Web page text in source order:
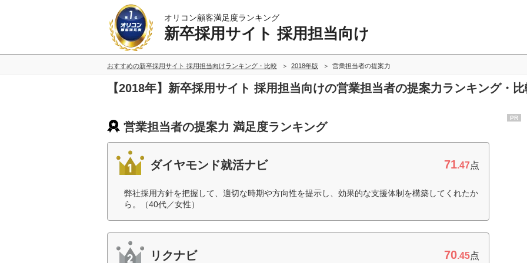
オリコン顧客満足度ランキング
新卒採用サイト 採用担当向け
おすすめの新卒採用サイト 採用担当向けランキング・比較 2018年版 営業担当者の提案力
【2018年】新卒採用サイト 採用担当向けの営業担当者の提案力ランキング・
営業担当者の提案力 満足度ランキング
ダイヤモンド就活ナビ 71.47点
弊社採用方針を把握して、適切な時期や方向性を提示し、効果的な支援体制を構築してくれたか
ら。（40代／女性）
リクナビ 70.45点
PR